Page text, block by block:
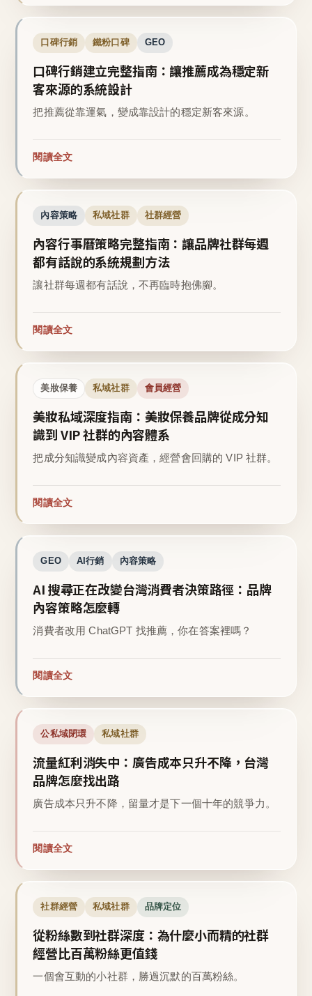
口碑行銷 鐵粉口碑 GEO
口碑行銷建立完整指南：讓推薦成為穩定新
客來源的系統設計
把推薦從靠運氣，變成靠設計的穩定新客來源。
閱讀全文
內容策略 私域社群 社群經營
內容行事曆策略完整指南：讓品牌社群每週
都有話說的系統規劃方法
讓社群每週都有話說，不再臨時抱佛腳。
閱讀全文
美妝保養 私域社群 會員經營
美妝私域深度指南：美妝保養品牌從成分知
識到 VIP 社群的內容體系
把成分知識變成內容資產，經營會回購的 VIP 社群。
閱讀全文
GEO AI行銷 內容策略
AI 搜尋正在改變台灣消費者決策路徑：品牌
內容策略怎麼轉
消費者改用 ChatGPT 找推薦，你在答案裡嗎？
閱讀全文
公私域閉環 私域社群
流量紅利消失中：廣告成本只升不降，台灣
品牌怎麼找出路
廣告成本只升不降，留量才是下一個十年的競爭力。
閱讀全文
社群經營 私域社群 品牌定位
從粉絲數到社群深度：為什麼小而精的社群
經營比百萬粉絲更值錢
一個會互動的小社群，勝過沉默的百萬粉絲。